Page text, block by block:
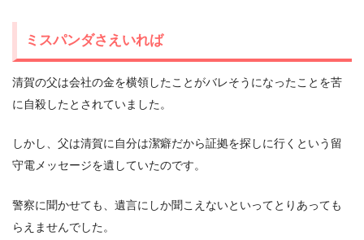
ミスパンダさえいれば
清賀の父は会社の金を横領したことがバレそうになったことを苦
に自殺したとされていました。
しかし、父は清賀に自分は潔癖だから証拠を探しに行くという留
守電メッセージを遺していたのです。
警察に聞かせても、遺言にしか聞こえないといってとりあっても
らえませんでした。